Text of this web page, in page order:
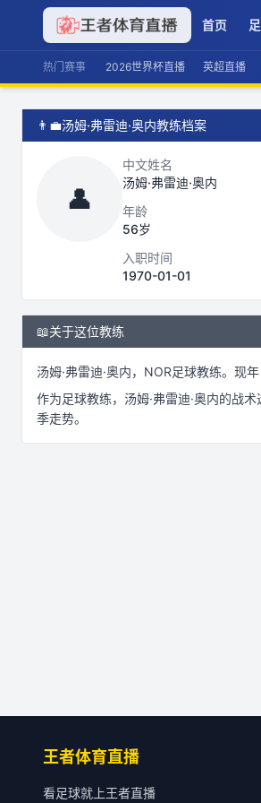
首页
热门赛事 2026世界杯直播 英超直播
👨‍💼汤姆·弗雷迪·奥内教练档案
👤
中文姓名
汤姆·弗雷迪·奥内
年龄
56岁
入职时间
1970-01-01
📖关于这位教练
汤姆·弗雷迪·奥内， NOR足球教练。 现年
作为足球教练， 汤姆·弗雷迪·奥内的战术
季走势。
王者体育直播
看足球就上王者直播